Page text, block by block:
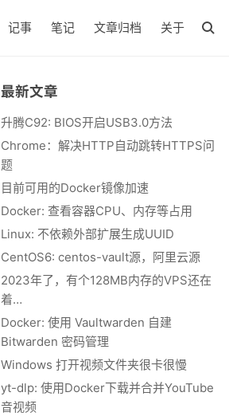
记事 笔记 文章归档 关于
最新文章
升腾C92: BIOS开启USB3.0方法
Chrome：解决HTTP自动跳转HTTPS问
题
目前可用的Docker镜像加速
Docker: 查看容器CPU、内存等占用
Linux: 不依赖外部扩展生成UUID
CentOS6: centos-vault源，阿里云源
2023年了，有个128MB内存的VPS还在
着…
Docker: 使用 Vaultwarden 自建
Bitwarden 密码管理
Windows 打开视频文件夹很卡很慢
yt-dlp: 使用Docker下载并合并YouTube
音视频